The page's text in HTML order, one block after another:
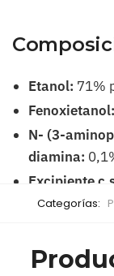
Etanol: 71%
Fenoxietanol:
N- (3-
diamina:
Excipiente
Categorías: